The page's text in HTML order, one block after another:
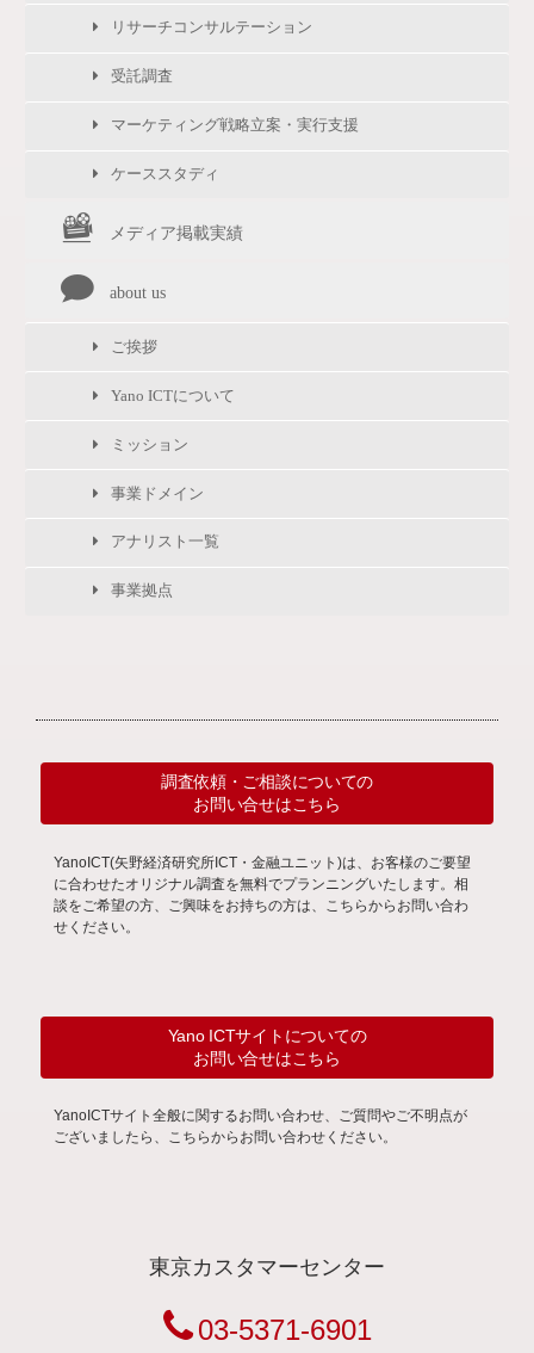
リサーチコンサルテーション
受託調査
マーケティング戦略立案・実行支援
ケーススタディ
メディア掲載実績
about us
ご挨拶
Yano ICTについて
ミッション
事業ドメイン
アナリスト一覧
事業拠点
調査依頼・ご相談についての
お問い合せはこちら
YanoICT(矢野経済研究所ICT・金融ユニット)は、お客様のご要望
に合わせたオリジナル調査を無料でプランニングいたします。相
談をご希望の方、ご興味をお持ちの方は、こちらからお問い合わ
せください。
Yano ICTサイトについての
お問い合せはこちら
YanoICTサイト全般に関するお問い合わせ、ご質問やご不明点が
ございましたら、こちらからお問い合わせください。
東京カスタマーセンター
03-5371-6901